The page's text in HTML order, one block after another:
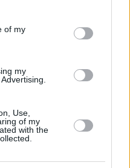
purposes in below Google
of my
my
Use,
of my
with the